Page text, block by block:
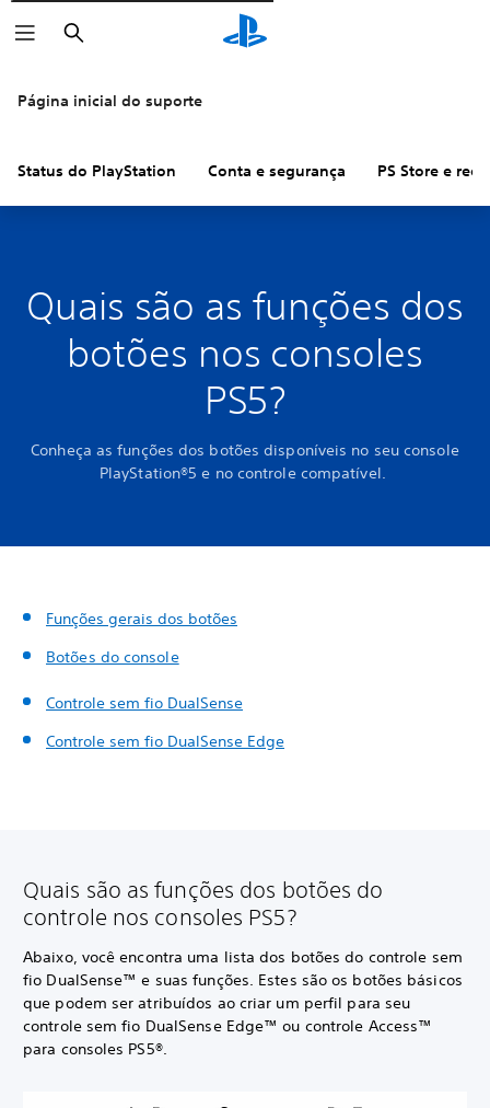
Pesquisar
Página inicial do suporte
Status do PlayStation Conta e segurança PS Store e
Quais são as funções dos
botões nos consoles
PS5?
Conheça as funções dos botões disponíveis no seu console
PlayStation®5 e no controle compatível.
Funções gerais dos botões
Botões do console
Controle sem fio DualSense
Controle sem fio DualSense Edge
Quais são as funções dos botões do
controle nos consoles PS5?
Abaixo, você encontra uma lista dos botões do controle sem
fio DualSense™ e suas funções. Estes são os botões básicos
que podem ser atribuídos ao criar um perfil para seu
controle sem fio DualSense Edge™ ou controle Access™
para consoles PS5®.